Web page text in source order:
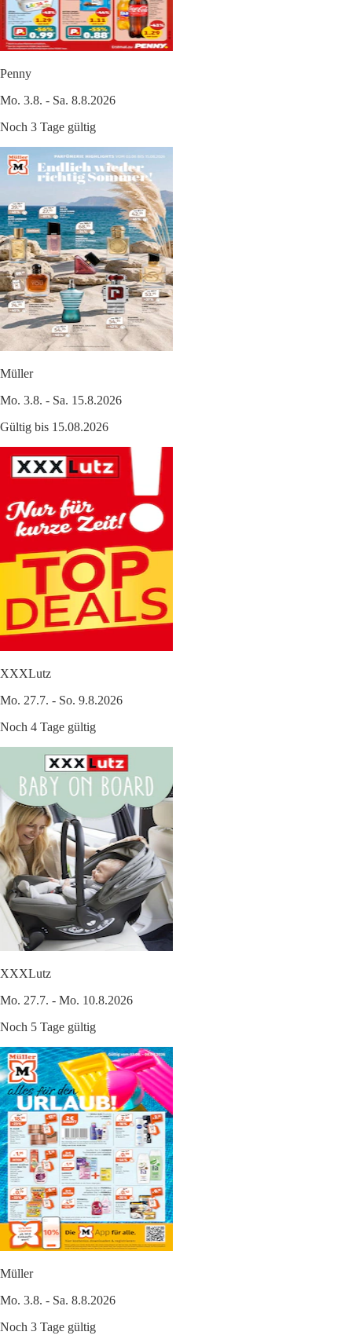
Penny
Mo. 3.8. - Sa. 8.8.2026
Noch 3 Tage gültig
Müller
Mo. 3.8. - Sa. 15.8.2026
Gültig bis 15.08.2026
XXXLutz
Mo. 27.7. - So. 9.8.2026
Noch 4 Tage gültig
XXXLutz
Mo. 27.7. - Mo. 10.8.2026
Noch 5 Tage gültig
Müller
Mo. 3.8. - Sa. 8.8.2026
Noch 3 Tage gültig